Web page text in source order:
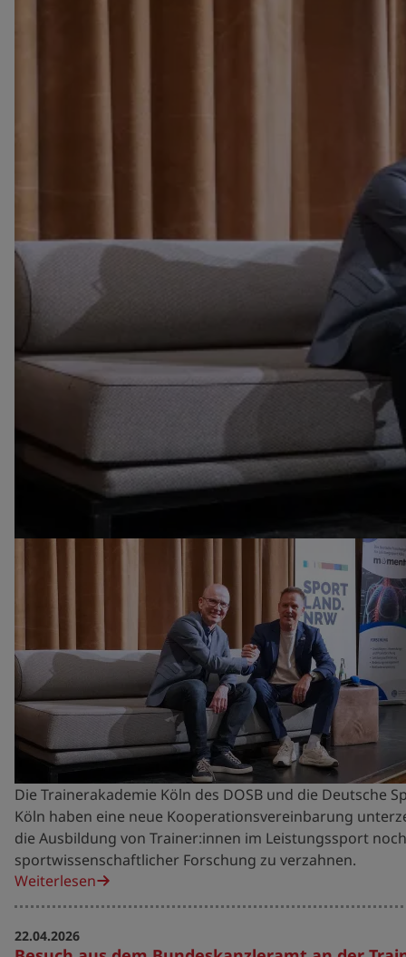
Die Trainerakademie Köln des DOSB und die Deutsche
Köln haben eine neue Kooperationsvereinbarung
die Ausbildung von Trainer:innen im Leistungssport
sportwissenschaftlicher Forschung zu verzahnen.
Weiterlesen
22.04.2026